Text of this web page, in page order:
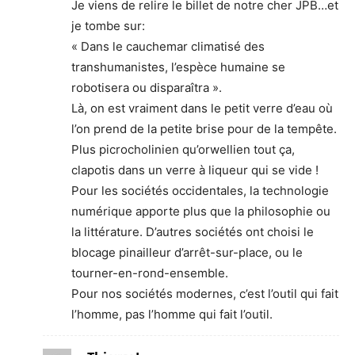
Je viens de relire le billet de notre cher JPB…et
je tombe sur:
« Dans le cauchemar climatisé des
transhumanistes, l’espèce humaine se
robotisera ou disparaîtra ».
Là, on est vraiment dans le petit verre d’eau où
l’on prend de la petite brise pour de la tempête.
Plus picrocholinien qu’orwellien tout ça,
clapotis dans un verre à liqueur qui se vide !
Pour les sociétés occidentales, la technologie
numérique apporte plus que la philosophie ou
la littérature. D’autres sociétés ont choisi le
blocage pinailleur d’arrêt-sur-place, ou le
tourner-en-rond-ensemble.
Pour nos sociétés modernes, c’est l’outil qui fait
l’homme, pas l’homme qui fait l’outil.